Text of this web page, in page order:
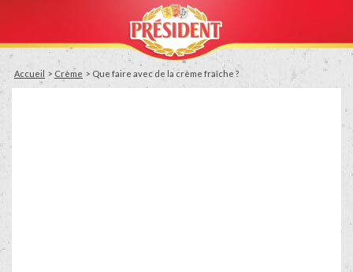
Accueil Crème Que faire avec de la crème fraîche ?